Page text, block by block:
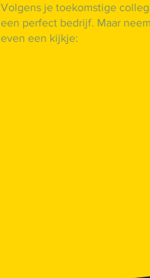
Volgens je toekomstige
een perfect bedrijf. Maar
even een kijkje: